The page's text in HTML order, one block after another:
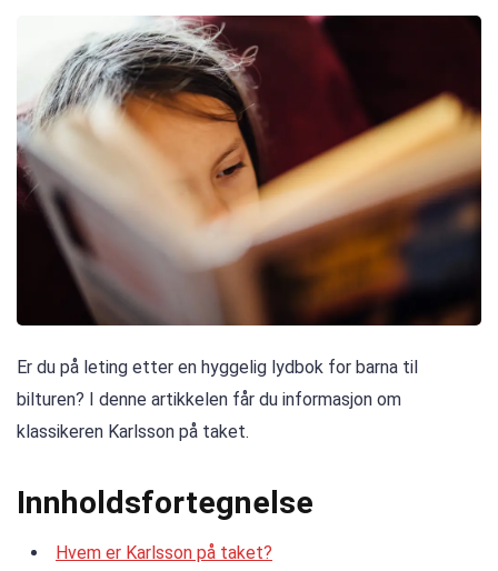
Er du på leting etter en hyggelig lydbok for barna til
bilturen? I denne artikkelen får du informasjon om
klassikeren Karlsson på taket.
Innholdsfortegnelse
Hvem er Karlsson på taket?